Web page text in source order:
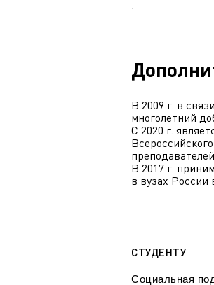
В 2009 г. в
многолетний
С 2020 г.
В 2017 г.
в вузах России
СТУДЕНТУ
Социальная